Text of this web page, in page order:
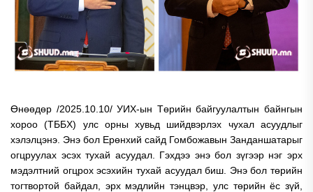
Өнөөдөр /2025.10.10/ УИХ-ын Төрийн байгуулалтын байнгын
хороо (ТББХ) улс орны хувьд шийдвэрлэх чухал асуудлыг
хэлэлцэнэ. Энэ бол Ерөнхий сайд Гомбожавын Занданшатарыг
огцруулах эсэх тухай асуудал. Гэхдээ энэ бол зүгээр нэг эрх
мэдэлтний огцрох эсэхийн тухай асуудал биш. Энэ бол төрийн
тогтвортой байдал, эрх мэдлийн тэнцвэр, улс төрийн ёс зүй,